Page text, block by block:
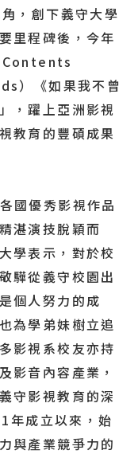
，創下義守大學
里程碑後，今年
Contents
）《如果我不曾
，躍上亞洲影視
教育的豐碩成果
國優秀影視作品
湛演技脫穎而
學表示，對於校
驊從義守校園出
個人努力的成
為學弟妹樹立追
影視系校友亦持
影音內容產業，
守影視教育的深
年成立以來，始
與產業競爭力的